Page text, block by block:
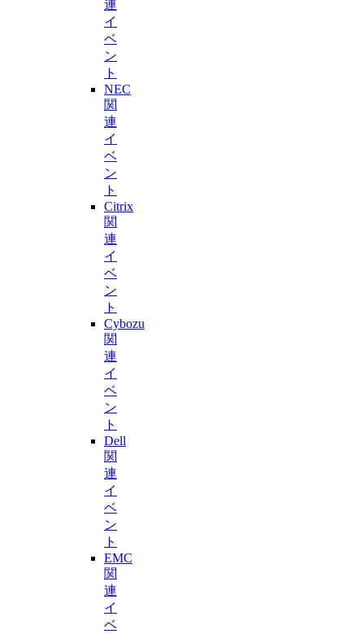
連
イ
ベ
ン
ト
NEC
関
連
イ
ベ
ン
ト
Citrix
関
連
イ
ベ
ン
ト
Cybozu
関
連
イ
ベ
ン
ト
Dell
関
連
イ
ベ
ン
ト
EMC
関
連
イ
ベ